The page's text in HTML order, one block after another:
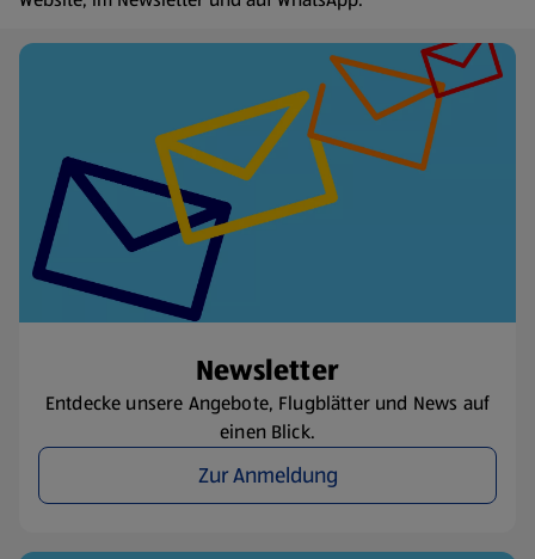
Newsletter
Entdecke unsere Angebote, Flugblätter und News auf
einen Blick.
Zur Anmeldung